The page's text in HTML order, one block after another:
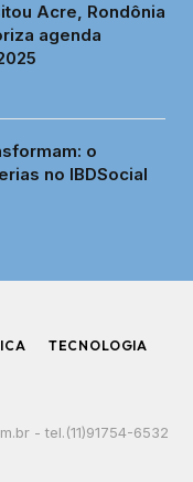
Acre, Rondônia
agenda
o
no IBDSocial
TECNOLOGIA
- tel.(11)91754-6532